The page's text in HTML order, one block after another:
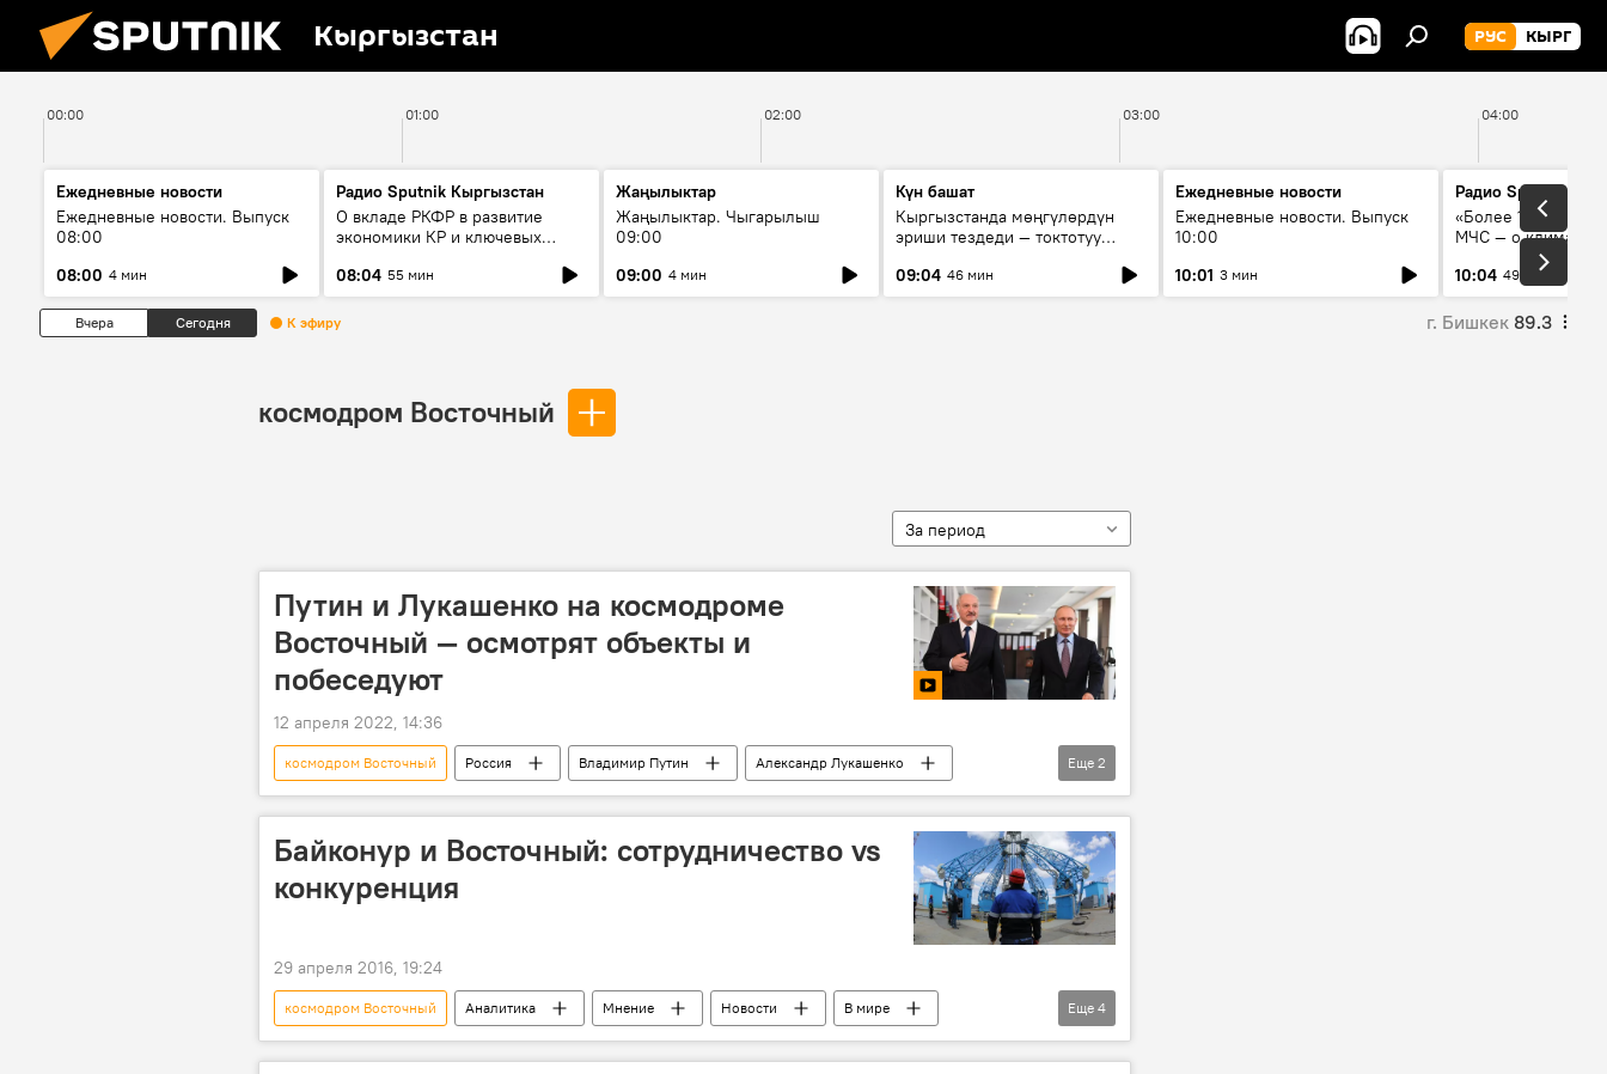
Кыргызстан РУС КЫРГ
00:00 01:00 02:00 03:00 04:00
Ежедневные новости
Ежедневные новости. Выпуск
08:00
08:00 4 мин
Радио Sputnik Кыргызстан
О вкладе РКФР в развитие
экономики КР и ключевых
08:04 55 мин
Жаңылыктар
Жаңылыктар. Чыгарылыш
09:00
09:00 4 мин
Күн башат
Кыргызстанда мөңгүлөрдүн
эриши тездеди — токтотуу
09:04 46 мин
Ежедневные новости
Ежедневные новости. Выпуск
10:00
10:01 3 мин
Радио Sputnik
«Более 1200 сёл в
МЧС — о климате,
системе
населения
10:04 49 мин
Вчера Сегодня К эфиру г. Бишкек 89.3
космодром Восточный
За период
Путин и Лукашенко на космодроме
Восточный — осмотрят объекты и
побеседуют
12 апреля 2022, 14:36
космодром Восточный Россия Владимир Путин
Александр Лукашенко
космодром
видео
Еще 2
Байконур и Восточный: сотрудничество vs
конкуренция
29 апреля 2016, 19:24
космодром Восточный Аналитика Мнение Новости
В мире
Байконур
Александр Герман Роскосмос Казкосмос
Еще 4